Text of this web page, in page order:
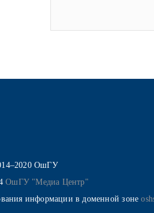
ОшГУ
ОшГУ "Медиа Центр"
информации в доменной зоне